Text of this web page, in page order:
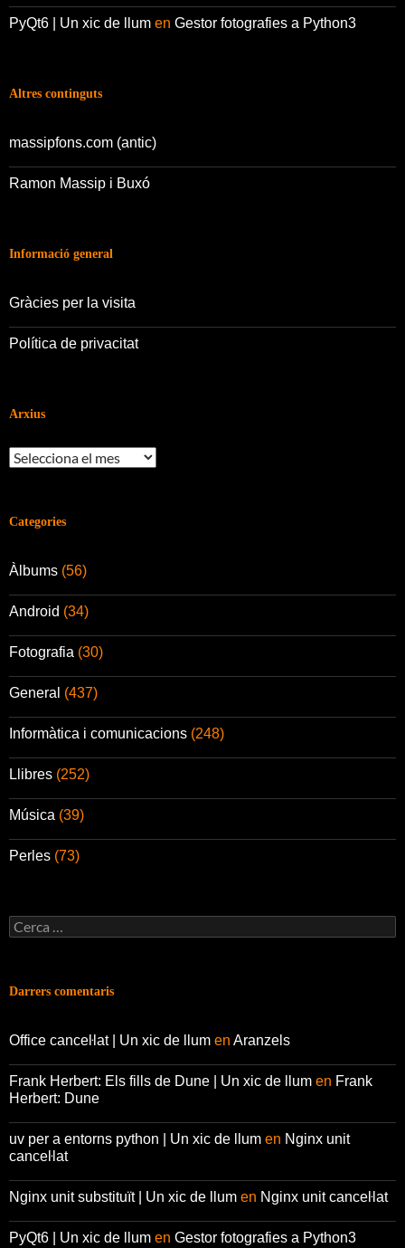
PyQt6 | Un xic de llum en Gestor fotografies a Python3
Altres continguts
massipfons.com (antic)
Ramon Massip i Buxó
Informació general
Gràcies per la visita
Política de privacitat
Arxius
Arxius
Categories
Àlbums (56)
Android (34)
Fotografia (30)
General (437)
Informàtica i comunicacions (248)
Llibres (252)
Música (39)
Perles (73)
Cerca:
Darrers comentaris
Office canceŀlat | Un xic de llum en Aranzels
Frank Herbert: Els fills de Dune | Un xic de llum en Frank
Herbert: Dune
uv per a entorns python | Un xic de llum en Nginx unit
canceŀlat
Nginx unit substituït | Un xic de llum en Nginx unit canceŀlat
PyQt6 | Un xic de llum en Gestor fotografies a Python3